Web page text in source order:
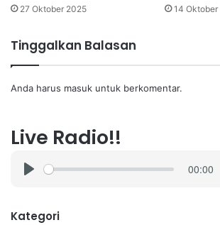
27 Oktober 2025 14
Tinggalkan Balasan
Anda harus masuk untuk berkomentar.
Live Radio!!
a
00:00
Kategori